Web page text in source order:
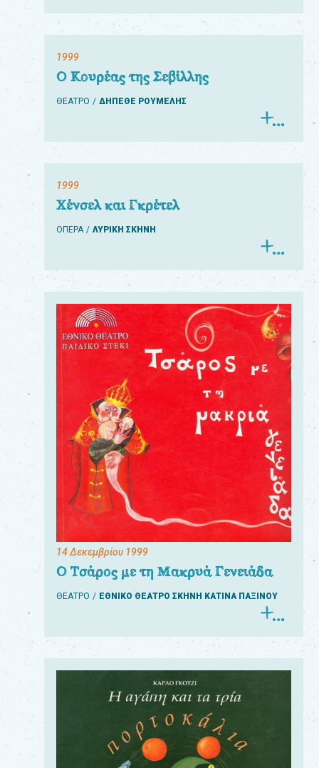
1999
Ο Κουρέας της Σεβίλλης
ΘΕΑΤΡΟ ΔΗΠΕΘΕ ΡΟΥΜΕΛΗΣ
1999
Χένσελ και Γκρέτελ
ΟΠΕΡΑ ΛΥΡΙΚΗ ΣΚΗΝΗ
14 Δεκεμβρίου 1999
Ο Τσάρος με τη Μακρυά Γενειάδα
ΘΕΑΤΡΟ ΕΘΝΙΚΟ ΘΕΑΤΡΟ ΣΚΗΝΗ ΚΑΤΙΝΑ ΠΑΞΙΝΟΥ